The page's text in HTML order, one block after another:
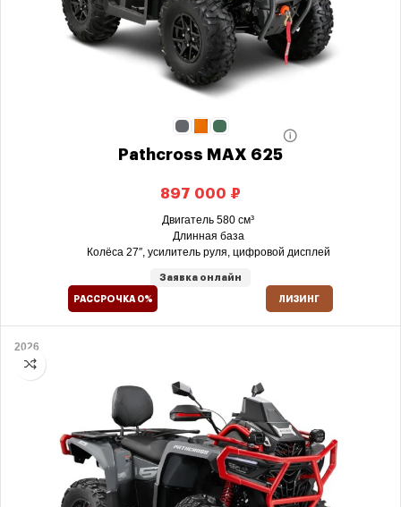
Pathcross MAX 625
₽
Двигатель 580 см³
Длинная база
Колёса 27″, усилитель руля, цифровой дисплей
Заявка онлайн
РАССРОЧКА 0% ЛИЗИНГ
2026